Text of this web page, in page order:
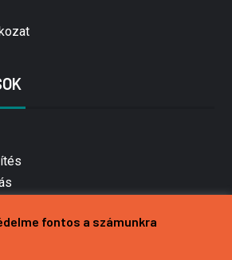
fontos a számunkra